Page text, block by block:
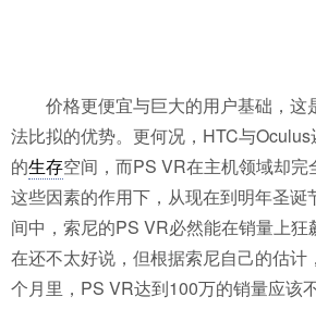
价格更便宜与巨大的用户基础，这
法比拟的优势。更何况，HTC与
的生存空间，而PS VR在主机领域却完
这些因素的作用下，从现在到明年圣诞
间中，索尼的PS VR必然能在销量上
在还不太好说，但根据索尼自己的估计
个月里，PS VR达到100万的销量应该不